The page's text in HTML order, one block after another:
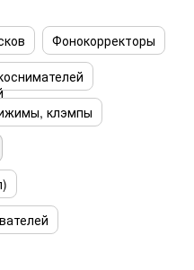
Фонокорректоры
клэмпы